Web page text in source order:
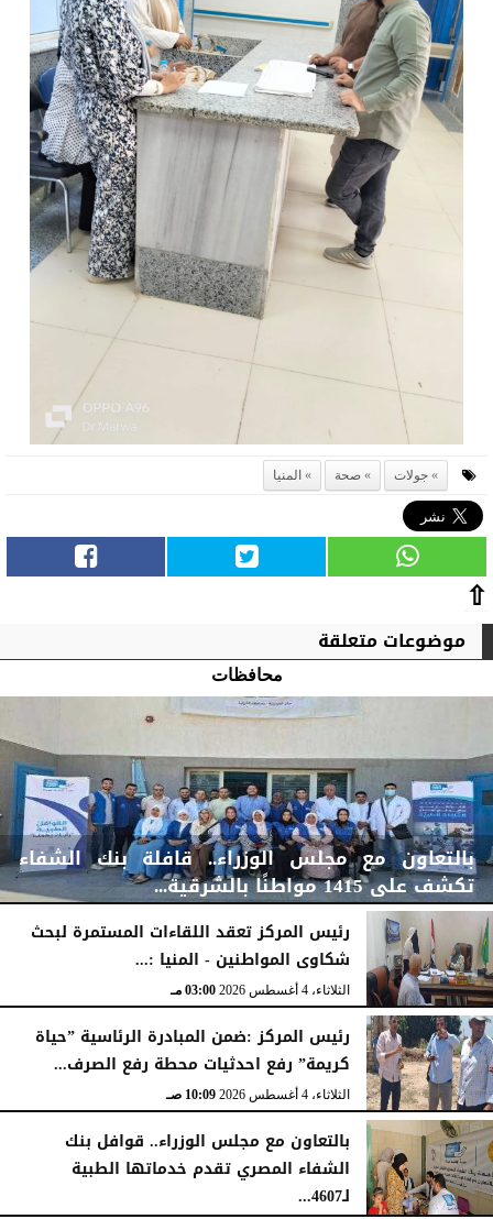
جولات صحة المنيا
⇧
موضوعات متعلقة
محافظات
بالتعاون مع مجلس الوزراء.. قافلة بنك الشفاء
تكشف على 1415 مواطنًا بالشرقية...
اليومالخميس، 6 أغسطس 2026 04:59 مـ
رئيس المركز تعقد اللقاءات المستمرة لبحث
شكاوى المواطنين - المنيا :...
الثلاثاء، 4 أغسطس 2026 03:00 مـ
رئيس المركز :ضمن المبادرة الرئاسية ”حياة
كريمة” رفع احدثيات محطة رفع الصرف...
الثلاثاء، 4 أغسطس 2026 10:09 صـ
بالتعاون مع مجلس الوزراء.. قوافل بنك
الشفاء المصري تقدم خدماتها الطبية
لـ4607...